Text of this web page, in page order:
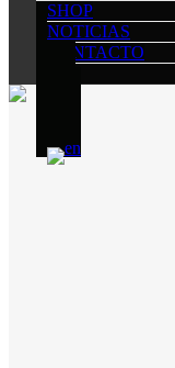
SHOP
NOTICIAS
CONTACTO